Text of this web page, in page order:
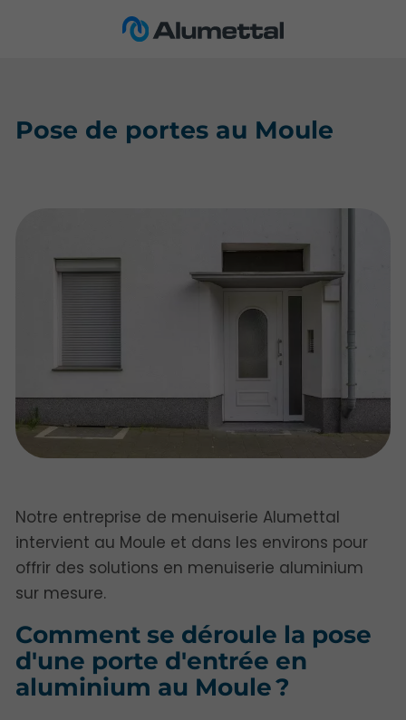
Pose de portes au Moule
Notre entreprise de menuiserie Alumettal
intervient au Moule et dans les environs pour
offrir des solutions en menuiserie aluminium
sur mesure.
Comment se déroule la pose
d'une porte d'entrée en
aluminium au Moule ?